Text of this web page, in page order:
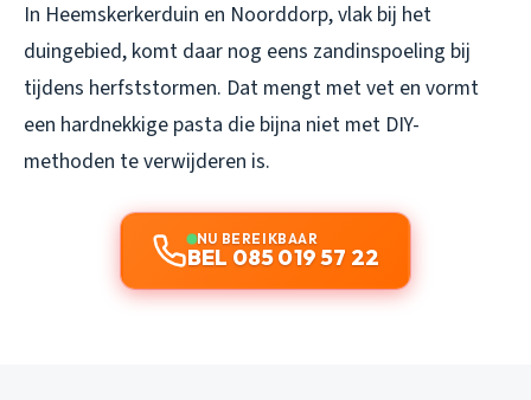
In Heemskerkerduin en Noorddorp, vlak bij het
duingebied, komt daar nog eens zandinspoeling bij
tijdens herfststormen. Dat mengt met vet en vormt
een hardnekkige pasta die bijna niet met DIY-
methoden te verwijderen is.
NU BEREIKBAAR
BEL 085 019 57 22